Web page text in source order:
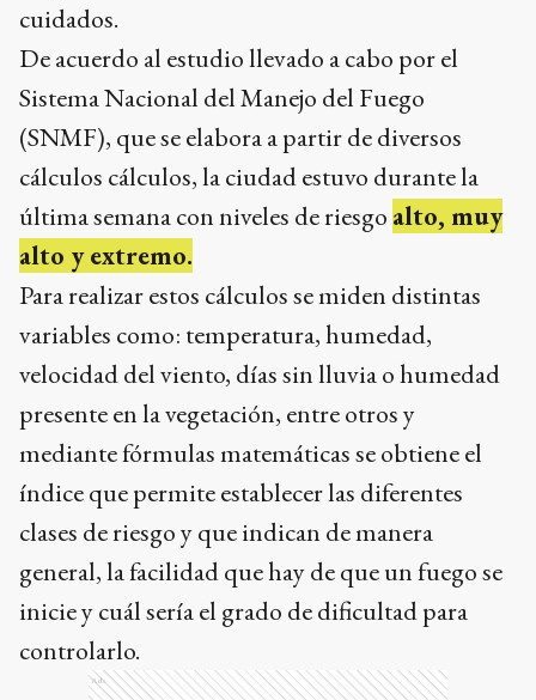
cuidados.
De acuerdo al estudio llevado a cabo por el
Sistema Nacional del Manejo del Fuego
(SNMF), que se elabora a partir de diversos
cálculos cálculos, la ciudad estuvo durante la
última semana con niveles de riesgo alto, muy
alto y extremo.
Para realizar estos cálculos se miden distintas
variables como: temperatura, humedad,
velocidad del viento, días sin lluvia o humedad
presente en la vegetación, entre otros y
mediante fórmulas matemáticas se obtiene el
índice que permite establecer las diferentes
clases de riesgo y que indican de manera
general, la facilidad que hay de que un fuego se
inicie y cuál sería el grado de dificultad para
controlarlo.
Ads